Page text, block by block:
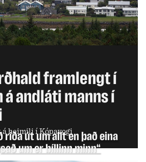
framlengt í
á andláti manns í
heimili í Kópavogi
ríða út um allt en það eina
um er bíllinn minn“